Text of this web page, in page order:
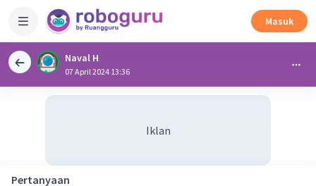
Masuk
Naval H
07 April 2024 13:36
Iklan
Pertanyaan